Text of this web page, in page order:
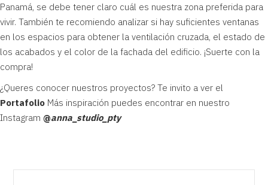
Panamá, se debe tener claro cuál es nuestra zona preferida para
vivir. También te recomiendo analizar si hay suficientes ventanas
en los espacios para obtener la ventilación cruzada, el estado de
los acabados y el color de la fachada del edificio. ¡Suerte con la
compra!
¿Queres conocer nuestros proyectos? Te invito a ver el
Portafolio Más inspiración puedes encontrar en nuestro
Instagram @anna_studio_pty